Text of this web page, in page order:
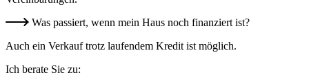
Was passiert, wenn mein Haus noch finanziert ist?
Auch ein Verkauf trotz laufendem Kredit ist möglich.
Ich berate Sie zu: